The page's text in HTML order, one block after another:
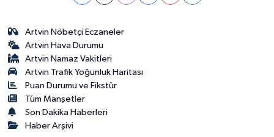
Artvin Nöbetçi Eczaneler
Artvin Hava Durumu
Artvin Namaz Vakitleri
Artvin Trafik Yoğunluk Haritası
Puan Durumu ve Fikstür
Tüm Manşetler
Son Dakika Haberleri
Haber Arşivi